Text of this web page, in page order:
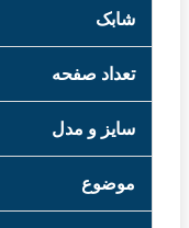
شابک
تعداد صفحه
سایز و مدل
موضوع